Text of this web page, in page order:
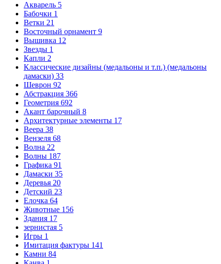
Акварель 5
Бабочки 1
Ветки 21
Восточный орнамент 9
Вышивка 12
Звезды 1
Капли 2
Классические дизайны (медальоны и т.п.) (медальоны
дамаски) 33
Шеврон 92
Абстракция 366
Геометрия 692
Акант барочный 8
Архитектурные элементы 17
Веера 38
Вензеля 68
Волна 22
Волны 187
Графика 91
Дамаски 35
Деревья 20
Детский 23
Елочка 64
Животные 156
Здания 17
зернистая 5
Игры 1
Имитация фактуры 141
Камни 84